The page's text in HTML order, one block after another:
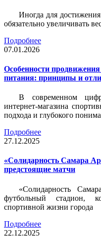
Иногда для
обязательно увеличивать
Подробнее
07.01.2026
Особенности
питания: принципы и
В современном
интернет-магазина
подхода и глубокого
Подробнее
27.12.2025
«Солидарность Самара
предстоящие матчи
«Солидарность
футбольный стадион,
спортивной жизни города
Подробнее
22.12.2025